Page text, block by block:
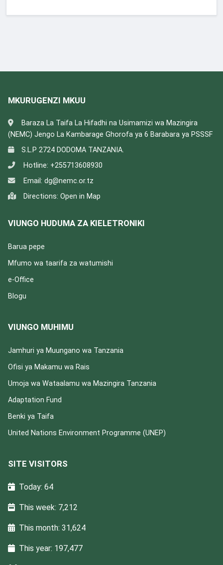
MKURUGENZI MKUU
Baraza La Taifa La Hifadhi na Usimamizi wa Mazingira
(NEMC) Jengo La Kambarage Ghorofa ya 6 Barabara ya PSSSF
S.L.P 2724 DODOMA TANZANIA.
Hotline: +255713608930
Email: dg@nemc.or.tz
Directions: Open in Map
VIUNGO HUDUMA ZA KIELETRONIKI
Barua pepe
Mfumo wa taarifa za watumishi
e-Office
Blogu
VIUNGO MUHIMU
Jamhuri ya Muungano wa Tanzania
Ofisi ya Makamu wa Rais
Umoja wa Wataalamu wa Mazingira Tanzania
Adaptation Fund
Benki ya Taifa
United Nations Environment Programme (UNEP)
SITE VISITORS
Today: 64
This week: 7,212
This month: 31,624
This year: 197,477